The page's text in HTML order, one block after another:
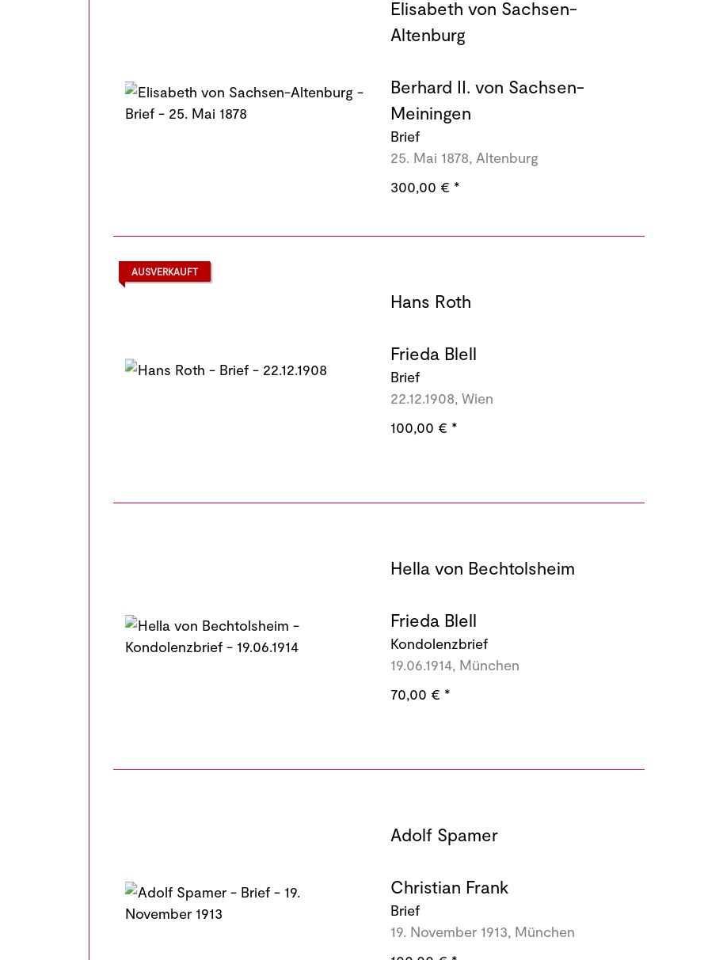
Elisabeth von Sachsen-
Altenburg
Berhard II. von Sachsen-
Meiningen
Brief
25. Mai 1878, Altenburg
300,00 € *
AUSVERKAUFT
Hans Roth
Frieda Blell
Brief
22.12.1908, Wien
100,00 € *
Hella von Bechtolsheim
Frieda Blell
Kondolenzbrief
19.06.1914, München
70,00 € *
Adolf Spamer
Christian Frank
Brief
19. November 1913, München